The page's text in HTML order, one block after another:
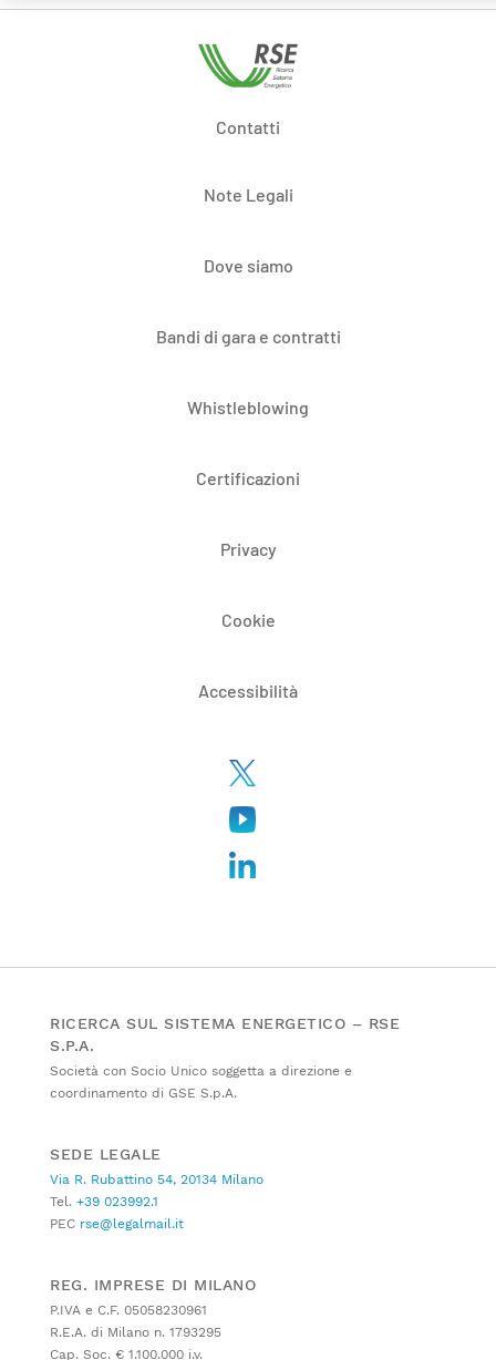
Contatti
Note Legali
Dove siamo
Bandi di gara e contratti
Whistleblowing
Certificazioni
Privacy
Cookie
Accessibilità
RICERCA SUL SISTEMA ENERGETICO – RSE
S.P.A.
Società con Socio Unico soggetta a direzione e
coordinamento di GSE S.p.A.
SEDE LEGALE
Via R. Rubattino 54, 20134 Milano
Tel. +39 023992.1
PEC rse@legalmail.it
REG. IMPRESE DI MILANO
P.IVA e C.F. 05058230961
R.E.A. di Milano n. 1793295
Cap. Soc. € 1.100.000 i.v.